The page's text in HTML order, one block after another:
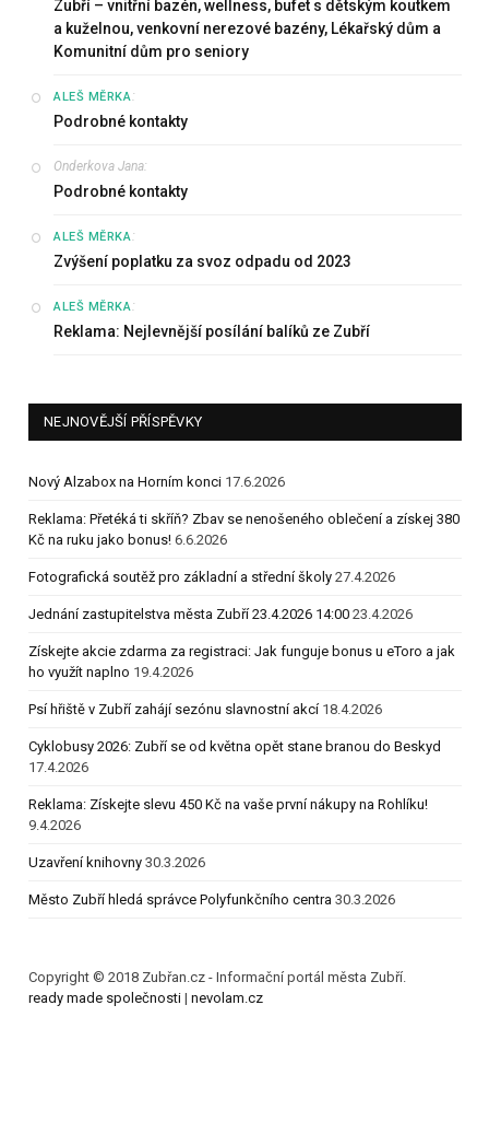
Zubří – vnitřní bazén, wellness, bufet s dětským koutkem
a kuželnou, venkovní nerezové bazény, Lékařský dům a
Komunitní dům pro seniory
ALEŠ MĚRKA:
Podrobné kontakty
Onderkova Jana:
Podrobné kontakty
ALEŠ MĚRKA:
Zvýšení poplatku za svoz odpadu od 2023
ALEŠ MĚRKA:
Reklama: Nejlevnější posílání balíků ze Zubří
NEJNOVĚJŠÍ PŘÍSPĚVKY
Nový Alzabox na Horním konci 17.6.2026
Reklama: Přetéká ti skříň? Zbav se nenošeného oblečení a získej 380
Kč na ruku jako bonus! 6.6.2026
Fotografická soutěž pro základní a střední školy 27.4.2026
Jednání zastupitelstva města Zubří 23.4.2026 14:00 23.4.2026
Získejte akcie zdarma za registraci: Jak funguje bonus u eToro a jak
ho využít naplno 19.4.2026
Psí hřiště v Zubří zahájí sezónu slavnostní akcí 18.4.2026
Cyklobusy 2026: Zubří se od května opět stane branou do Beskyd
17.4.2026
Reklama: Získejte slevu 450 Kč na vaše první nákupy na Rohlíku!
9.4.2026
Uzavření knihovny 30.3.2026
Město Zubří hledá správce Polyfunkčního centra 30.3.2026
Copyright © 2018 Zubřan.cz - Informační portál města Zubří.
ready made společnosti | nevolam.cz